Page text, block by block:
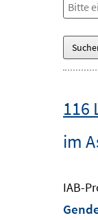
116
im
IAB-